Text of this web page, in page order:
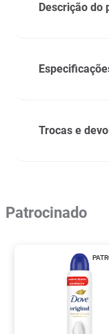
Descrição do
Trocas e
Patrocinado